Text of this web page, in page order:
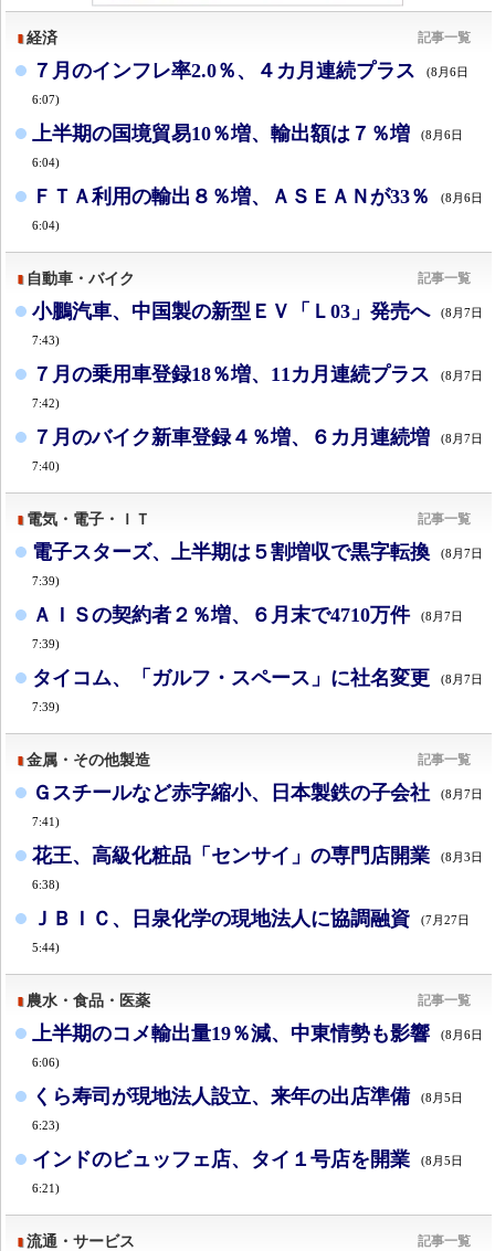
経済 記事一覧
７月のインフレ率2.0％、４カ月連続プラス (8月6日
6:07)
上半期の国境貿易10％増、輸出額は７％増 (8月6日
6:04)
ＦＴＡ利用の輸出８％増、ＡＳＥＡＮが33％ (8月6日
6:04)
自動車・バイク 記事一覧
小鵬汽車、中国製の新型ＥＶ「Ｌ03」発売へ (8月7日
7:43)
７月の乗用車登録18％増、11カ月連続プラス (8月7日
7:42)
７月のバイク新車登録４％増、６カ月連続増 (8月7日
7:40)
電気・電子・ＩＴ 記事一覧
電子スターズ、上半期は５割増収で黒字転換 (8月7日
7:39)
ＡＩＳの契約者２％増、６月末で4710万件 (8月7日
7:39)
タイコム、「ガルフ・スペース」に社名変更 (8月7日
7:39)
金属・その他製造 記事一覧
Ｇスチールなど赤字縮小、日本製鉄の子会社 (8月7日
7:41)
花王、高級化粧品「センサイ」の専門店開業 (8月3日
6:38)
ＪＢＩＣ、日泉化学の現地法人に協調融資 (7月27日
5:44)
農水・食品・医薬 記事一覧
上半期のコメ輸出量19％減、中東情勢も影響 (8月6日
6:06)
くら寿司が現地法人設立、来年の出店準備 (8月5日
6:23)
インドのビュッフェ店、タイ１号店を開業 (8月5日
6:21)
流通・サービス 記事一覧